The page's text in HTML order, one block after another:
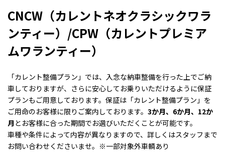
CNCW（カレントネオクラシックワラ
ンティー）/CPW（カレントプレミア
ムワランティー）
「カレント整備プラン」では、入念な納車整備を行った上でご納
車しておりますが、さらに安心してお乗りいただけるように保証
プランもご用意しております。保証は「カレント整備プラン」を
ご用命のお客様に限りご案内しております。 3か月、6か月、12か
月 とお客様に合った期間でお選びいただくことが可能です。
車種や条件によって内容が異なりますので、詳しくはスタッフまで
お問い合わせくださいませ。※一部対象外車輌あり